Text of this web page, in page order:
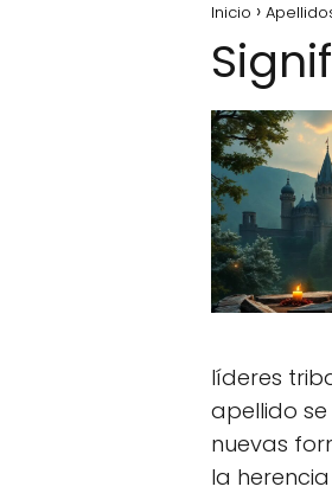
Inicio
líderes
apellido
nuevas
la